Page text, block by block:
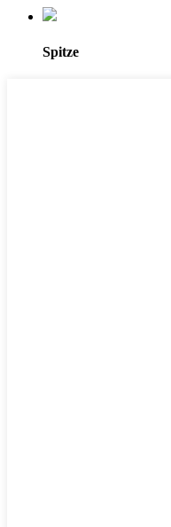
Spitze